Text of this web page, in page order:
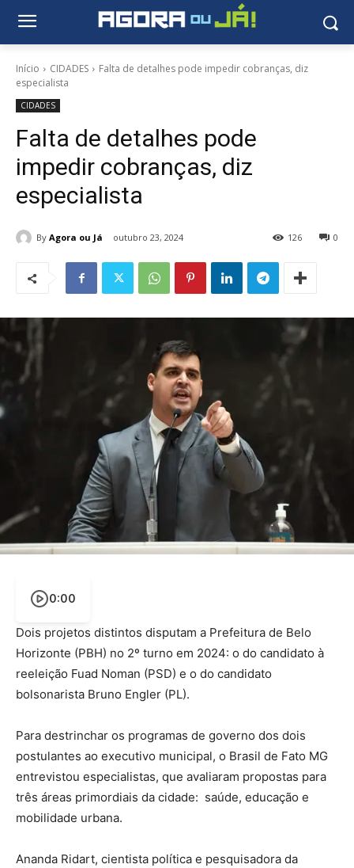
Início CIDADES
Falta de detalhes pode impedir cobranças, diz
especialista
CIDADES
Falta de detalhes pode
impedir cobranças, diz
especialista
By Agora ou Já outubro 23, 2024 0
126
0:00
Dois projetos distintos disputam a Prefeitura de Belo
Horizonte (PBH) no 2º turno em 2024: o do candidato à
reeleição Fuad Noman (PSD) e o do candidato
bolsonarista Bruno Engler (PL).
Para destrinchar os programas de governo dos dois
postulantes ao executivo municipal, o Brasil de Fato MG
entrevistou especialistas, que avaliaram propostas para
três áreas primordiais da cidade: saúde, educação e
mobilidade urbana.
Ananda Ridart, cientista política e pesquisadora da